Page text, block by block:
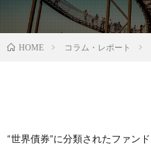
HOME コラム・レポート
“世界債券”に分類されたファンド